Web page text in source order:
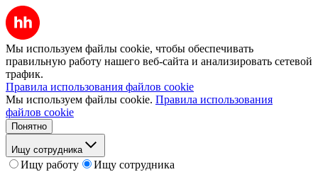
Мы используем файлы cookie, чтобы обеспечивать
правильную работу нашего веб-сайта и анализировать сетевой
трафик.
Правила использования файлов cookie
Мы используем файлы cookie. Правила использования
файлов cookie
Понятно
Ищу сотрудника
Ищу работу
Ищу сотрудника